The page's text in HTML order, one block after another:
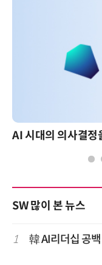
SW 많이 본 뉴스
1 韓 AI리더십 공